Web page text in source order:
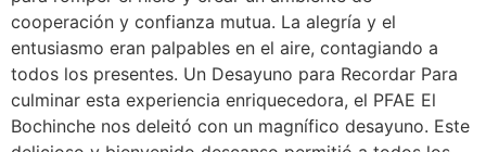
cooperación y confianza mutua. La alegría y el
entusiasmo eran palpables en el aire, contagiando a
todos los presentes. Un Desayuno para Recordar Para
culminar esta experiencia enriquecedora, el PFAE El
Bochinche nos deleitó con un magnífico desayuno. Este